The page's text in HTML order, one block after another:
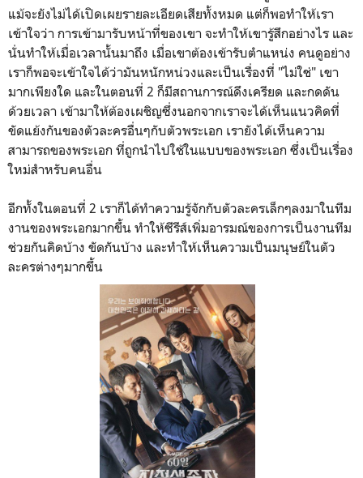
แม้จะยังไม่ได้เปิดเผยรายละเอียดเสียทั้งหมด แต่ก็พอทำให้เรา
เข้าใจว่า การเข้ามารับหน้าที่ของเขา จะทำให้เขารู้สึกอย่างไร และ
นั่นทำให้เมื่อเวลานั้นมาถึง เมื่อเขาต้องเข้ารับตำแหน่ง คนดูอย่าง
เราก็พอจะเข้าใจได้ว่ามันหนักหน่วงและเป็นเรื่องที่ "ไม่ใช่" เขา
มากเพียงใด และในตอนที่ 2 ก็มีสถานการณ์ดึงเครียด และกดดัน
ด้วยเวลา เข้ามาให้ต้องเผชิญซึ่งนอกจากเราจะได้เห็นแนวคิดที่
ขัดแย้งกันของตัวละครอื่นๆกับตัวพระเอก เรายังได้เห็นความ
สามารถของพระเอก ที่ถูกนำไปใช้ในแบบของพระเอก ซึ่งเป็นเรื่อง
ใหม่สำหรับคนอื่น
อีกทั้งในตอนที่ 2 เราก็ได้ทำความรู้จักกับตัวละครเล็กๆลงมาในทีม
งานของพระเอกมากขึ้น ทำให้ซีรีส์เพิ่มอารมณ์ของการเป็นงานทีม
ช่วยกันคิดบ้าง ขัดกันบ้าง และทำให้เห็นความเป็นมนุษย์ในตัว
ละครต่างๆมากขึ้น